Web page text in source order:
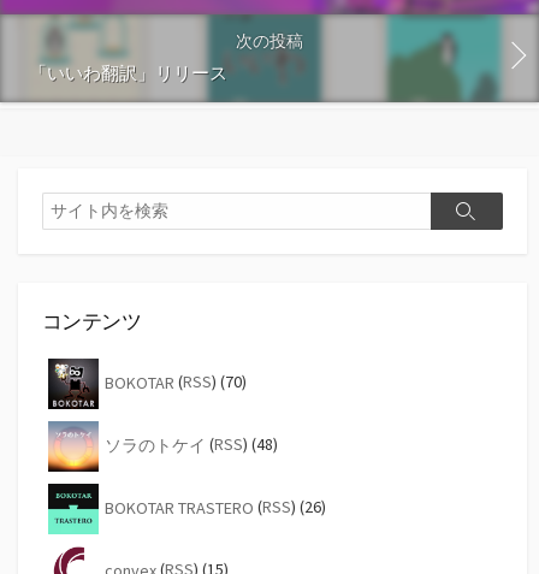
次の投稿
「いいわ翻訳」リリース
検
索
検
コンテンツ
BOKOTAR (RSS) (70)
ソラのトケイ (RSS) (48)
BOKOTAR TRASTERO (RSS) (26)